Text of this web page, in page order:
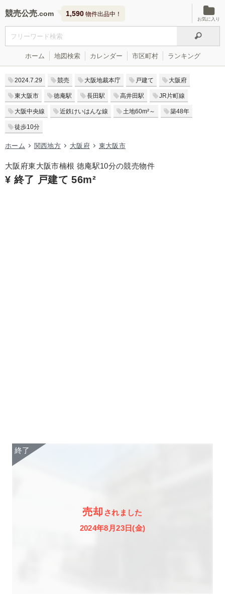
競売公売 1,590 物件出品中！
お気に入り
ホーム 地図検索 カレンダー 市区町村 ランキング
2024.7.29 競売 大阪地裁本庁 戸建て 大阪府
東大阪市 徳庵駅 長田駅 高井田駅 JR片町線
大阪中央線 近鉄けいはんな線 土地60m²～ 築48年
徒歩10分
ホーム 関西地方 大阪府 東大阪市
大阪府東大阪市楠根 徳庵駅10分の競売物件
¥ 終了 戸建て 56m²
売却 されました
2024年8月23日(金)